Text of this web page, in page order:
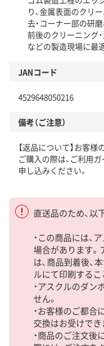
り、金属表面のクリ
去・コーナー部の研
前後のクリーニング・
などの製造現場に
JANコード
4529648050216
備考（ご注意）
【返品について】お客
ご購入の際は、ご利用ガ
申し込みください。
直送品のため、以
・この商品には、
場合があります
は、商品到着後、
ルにて印刷するこ
・アスクルのダ
せん。
・お客様のご都合
交換はお受けでき
・商品のご注文